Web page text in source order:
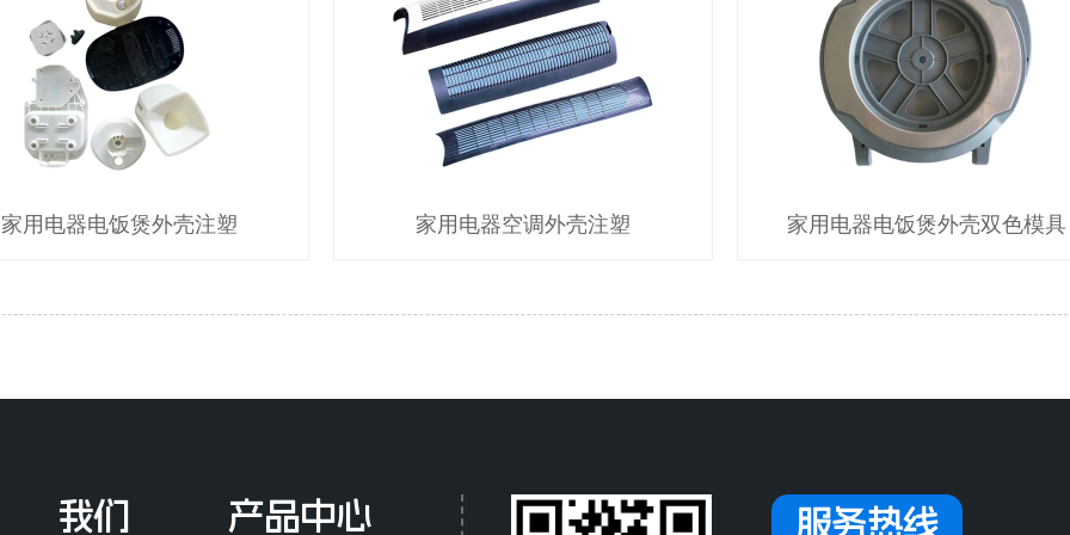
家用电器电饭煲外壳注塑 家用电器空调外壳注塑 家用电器电饭煲外壳双色模具
服务热线
产品中心
我们